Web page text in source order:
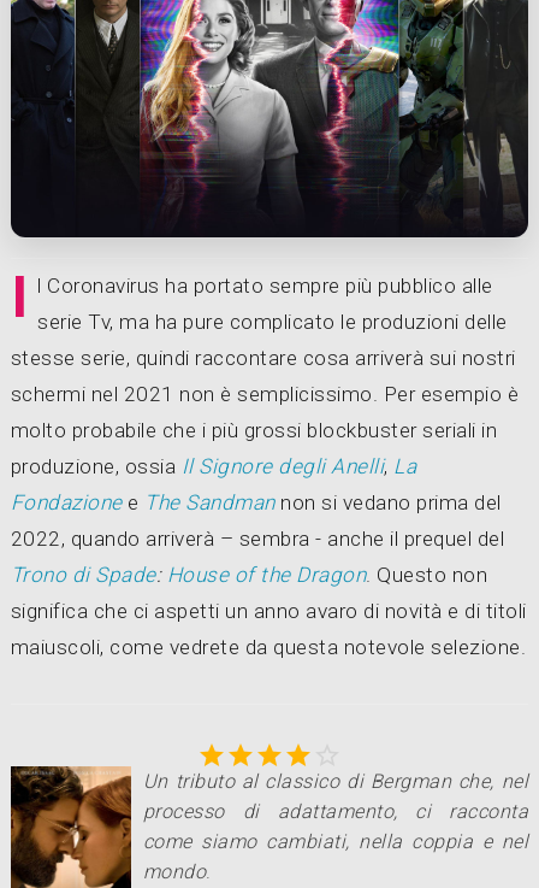
I l Coronavirus ha portato sempre più pubblico alle
serie Tv, ma ha pure complicato le produzioni delle
stesse serie, quindi raccontare cosa arriverà sui nostri
schermi nel 2021 non è semplicissimo. Per esempio è
molto probabile che i più grossi blockbuster seriali in
produzione, ossia Il Signore degli Anelli, La
Fondazionee The Sandman non si vedano prima del
2022, quando arriverà – sembra - anche il prequel del
Trono di Spade: House of the Dragon. Questo non
significa che ci aspetti un anno avaro di novità e di titoli
maiuscoli, come vedrete da questa notevole selezione.

Un tributo al classico di Bergman che, nel
processo di adattamento, ci racconta
come siamo cambiati, nella coppia e nel
mondo.